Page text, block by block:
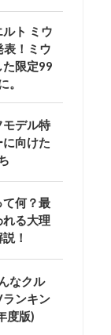
ト ミウ
表！ミウ
限定99
。
モデル特
向けた
て何？最
れる大理
！
なクル
ランキン
度版)